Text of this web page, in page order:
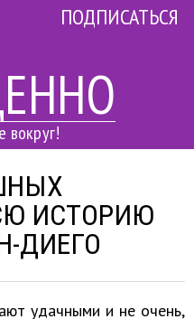
вокруг!
ПОДПИСАТЬСЯ
ИСТОРИЮ
ДИЕГО
удачными и не очень,